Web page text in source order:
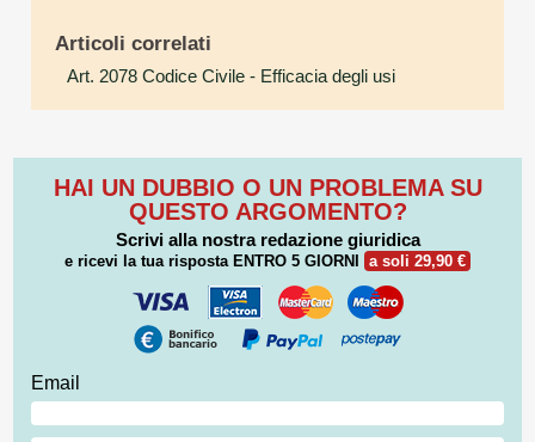
Articoli correlati
Art. 2078 Codice Civile - Efficacia degli usi
HAI UN DUBBIO O UN PROBLEMA SU
QUESTO ARGOMENTO?
Scrivi alla nostra redazione giuridica
e ricevi la tua risposta ENTRO 5 GIORNI a soli 29,90 €
Email